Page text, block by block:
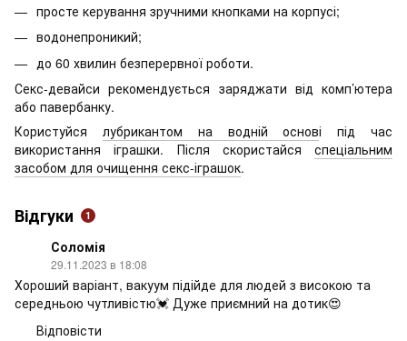
просте керування зручними кнопками на корпусі;
водонепроникий;
до 60 хвилин безперервної роботи.
Секс-девайси рекомендується заряджати від комп’ютера
або павербанку.
Користуйся лубрикантом на водній основі під час
використання іграшки. Після скористайся спеціальним
засобом для очищення секс-іграшок.
Відгуки 1
Соломія
29.11.2023 в 18:08
Хороший варіант, вакуум підійде для людей з високою та
середньою чутливістю💓 Дуже приємний на дотик😍
Відповісти